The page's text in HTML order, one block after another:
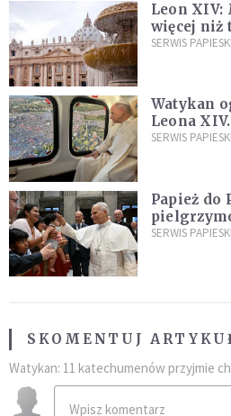
Leon XIV:
więcej niż
ją na nowo"
SERWIS PAPIESKI
Watykan
Leona
kraje
SERWIS PAPIESKI
Papież do
umocni
SERWIS PAPIESKI
SKOMENTUJ
Watykan: 11 katechumenów przyjmie